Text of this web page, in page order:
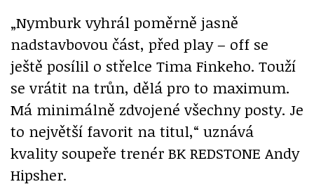
„Nymburk vyhrál poměrně jasně
nadstavbovou část, před play – off se
ještě posílil o střelce Tima Finkeho. Touží
se vrátit na trůn, dělá pro to maximum.
Má minimálně zdvojené všechny posty. Je
to největší favorit na titul,“ uznává
kvality soupeře trenér BK REDSTONE Andy
Hipsher.